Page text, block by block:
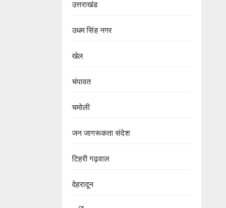
उत्तराखंड
उधम सिंह नगर
खेल
चंपावत
चमोली
जन जागरूकता संदेश
टिहरी गढ़वाल
देहरादून